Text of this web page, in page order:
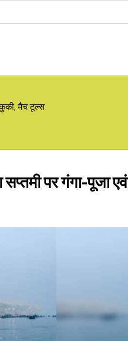
मैच टूल्स
पर गंगा-पूजा एवं